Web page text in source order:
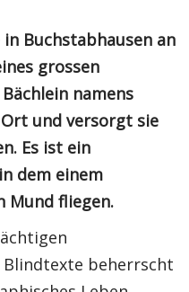
Buchstabhausen an
grossen
namens
und versorgt sie
Es ist ein
dem einem
Mund fliegen.
beherrscht